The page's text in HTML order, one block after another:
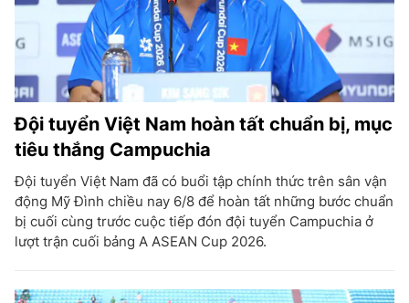
Đội tuyển Việt Nam hoàn tất chuẩn bị, mục
tiêu thắng Campuchia
Đội tuyển Việt Nam đã có buổi tập chính thức trên sân vận
động Mỹ Đình chiều nay 6/8 để hoàn tất những bước chuẩn
bị cuối cùng trước cuộc tiếp đón đội tuyển Campuchia ở
lượt trận cuối bảng A ASEAN Cup 2026.